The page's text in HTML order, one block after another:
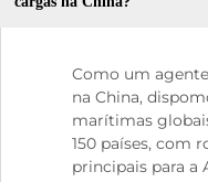
Como um
na China,
marítimas
150 países, com
principais para a